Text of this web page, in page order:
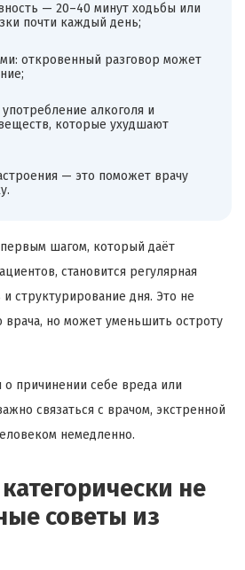
— 20–40 минут ходьбы или
почти каждый день;
откровенный разговор может
алкоголя и
которые ухудшают
— это поможет врачу
шагом, который даёт
становится регулярная
структурирование дня. Это не
врача, но может уменьшить остроту
причинении себе вреда или
связаться с врачом, экстренной
немедленно.
не
советы из